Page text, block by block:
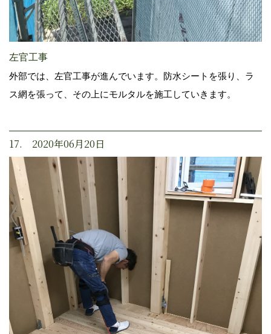
左官工事
外部では、左官工事が進んでいます。防水シートを張り、ラ
ス網を張って、その上にモルタルを施工していきます。
17. 2020年06月20日